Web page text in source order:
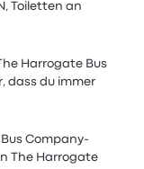
Toiletten an
Harrogate Bus
dass du immer
Company-
The Harrogate